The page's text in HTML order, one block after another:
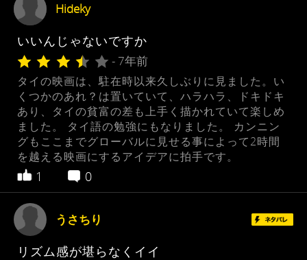
Hideky
いいんじゃないですか
- 7年前
タイの映画は、駐在時以来久しぶりに見ました。い
くつかのあれ？は置いていて、ハラハラ、ドキドキ
あり、タイの貧富の差も上手く描かれていて楽しめ
ました。 タイ語の勉強にもなりました。 カンニン
グもここまでグローバルに見せる事によって2時間
を越える映画にするアイデアに拍手です。
1 0
うさちり
リズム感が堪らなくイイ